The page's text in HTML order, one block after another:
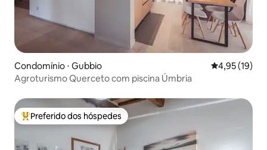
Condomínio ⋅ Gubbio 4,95 de uma
4,95 (19)
Agroturismo Querceto com piscina Úmbria
Entre os melhores preferidos dos hóspedes
Preferido dos hóspedes